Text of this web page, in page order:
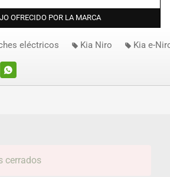
OFRECIDO POR LA MARCA
WHATSAPP
eléctricos Kia Niro Kia e-
cerrados